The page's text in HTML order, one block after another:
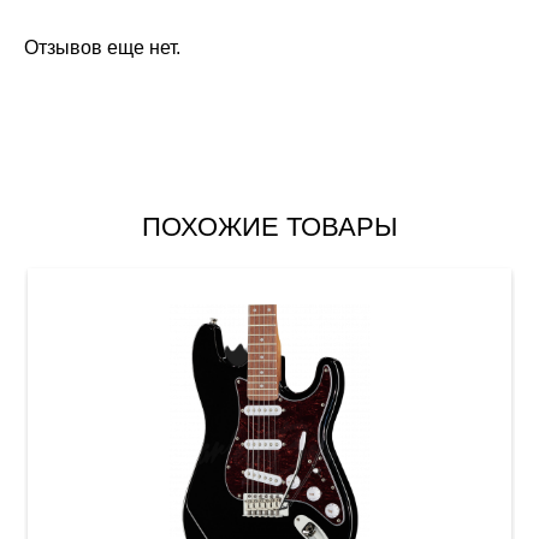
Отзывов еще нет.
ПОХОЖИЕ ТОВАРЫ